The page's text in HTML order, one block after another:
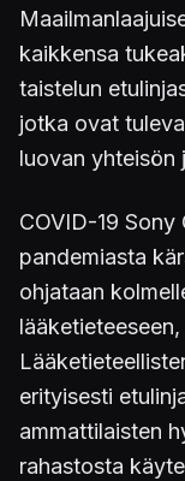
kaikkensa
taistelun
jotka ovat
luovan yhteisön
COVID-19
pandemiasta
ohjataan
erityisesti
ammattilaisten
rahastosta